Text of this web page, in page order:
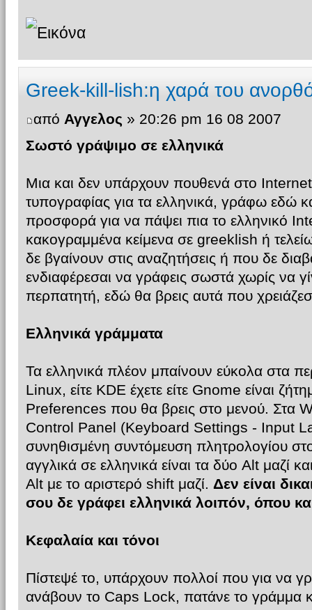
Greek-kill-lish:η χαρά του
από Αγγελος » 20:26 pm 16 08 2007
Σωστό γράψιμο σε ελληνικά
Μια και δεν υπάρχουν πουθενά στο
τυπογραφίας για τα ελληνικά, γράφω εδώ
προσφορά για να πάψει πια το ελληνικό
κακογραμμένα κείμενα σε greeklish ή
δε βγαίνουν στις αναζητήσεις ή που δε
ενδιαφέρεσαι να γράφεις σωστά χωρίς να
περπατητή, εδώ θα βρεις αυτά που
Ελληνικά γράμματα
Τα ελληνικά πλέον μπαίνουν εύκολα στα
Linux, είτε KDE έχετε είτε Gnome είναι
Preferences που θα βρεις στο μενού. Στα
Control Panel (Keyboard Settings - Input
συνηθισμένη συντόμευση πλητρολογίου
αγγλικά σε ελληνικά είναι τα δύο Alt μαζί
Alt με το αριστερό shift μαζί. Δεν είναι
σου δε γράφει ελληνικά λοιπόν, όπου
Κεφαλαία και τόνοι
Πίστεψέ το, υπάρχουν πολλοί που για να
ανάβουν το Caps Lock, πατάνε το γράμμα